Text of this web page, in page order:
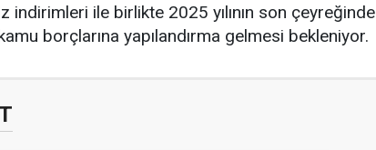
indirimleri ile birlikte 2025 yılının son çeyreğinde
borçlarına yapılandırma gelmesi bekleniyor.